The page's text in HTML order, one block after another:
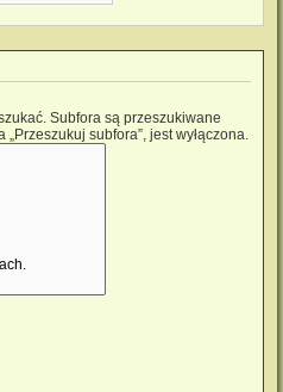
Subfora są przeszukiwane
subfora”, jest wyłączona.